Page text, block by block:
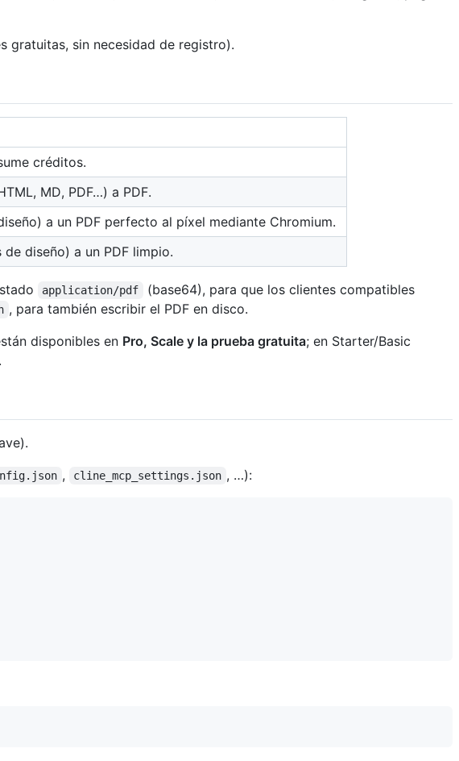
gratuitas, sin necesidad de registro).
créditos.
MD, PDF…) a PDF.
a un PDF perfecto al píxel mediante Chromium.
diseño) a un PDF limpio.
application/pdf
(base64), para que los clientes compatibles
, para también escribir el PDF en disco.
disponibles en Pro, Scale y la prueba gratuita; en Starter/Basic
, cline_mcp_settings.json , …):